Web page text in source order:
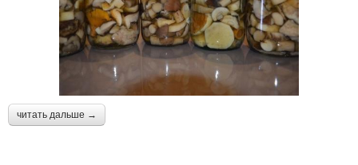
читать дальше →